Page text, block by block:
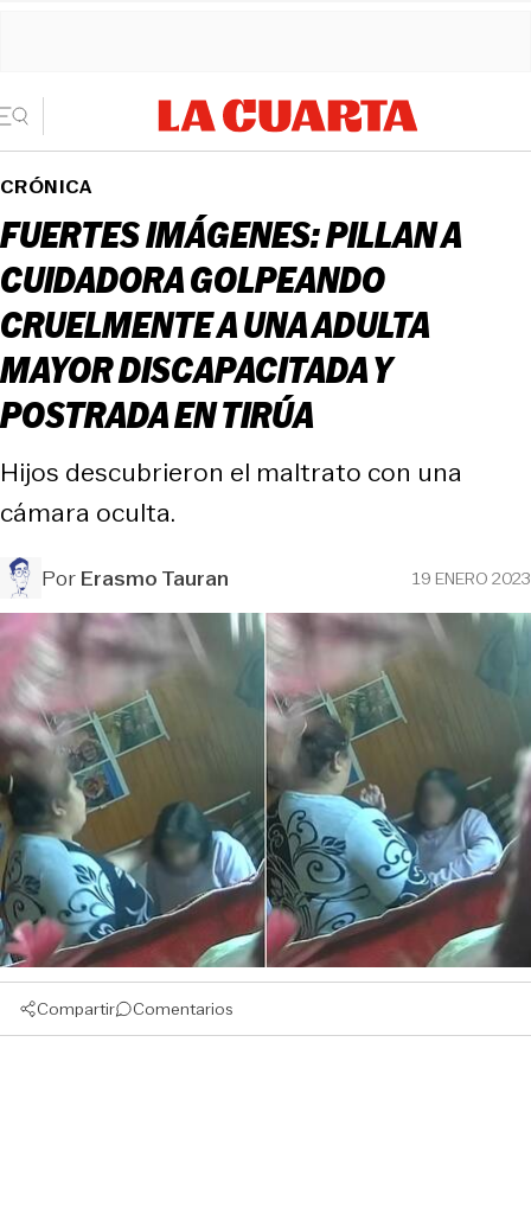
CRÓNICA
FUERTES IMÁGENES: PILLAN A
CUIDADORA GOLPEANDO
CRUELMENTE A UNA ADULTA
MAYOR DISCAPACITADA Y
POSTRADA EN TIRÚA
Hijos descubrieron el maltrato con una
cámara oculta.
PorErasmo Tauran 19 ENERO 2023
Compartir Comentarios